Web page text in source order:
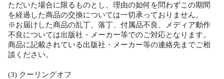
ただいた場合に限るものとし、理由の如何を問わずこの期間
を経過した商品の交換については一切承っておりません。
※お届けした商品の乱丁、落丁、付属品不良、メディア動作
不良については出版社・メーカー等でのご対応となります。
商品に記載されている出版社・メーカー等の連絡先までご相
談ください。
(3) クーリングオフ